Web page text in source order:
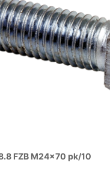
FZB M24×70 pk/10